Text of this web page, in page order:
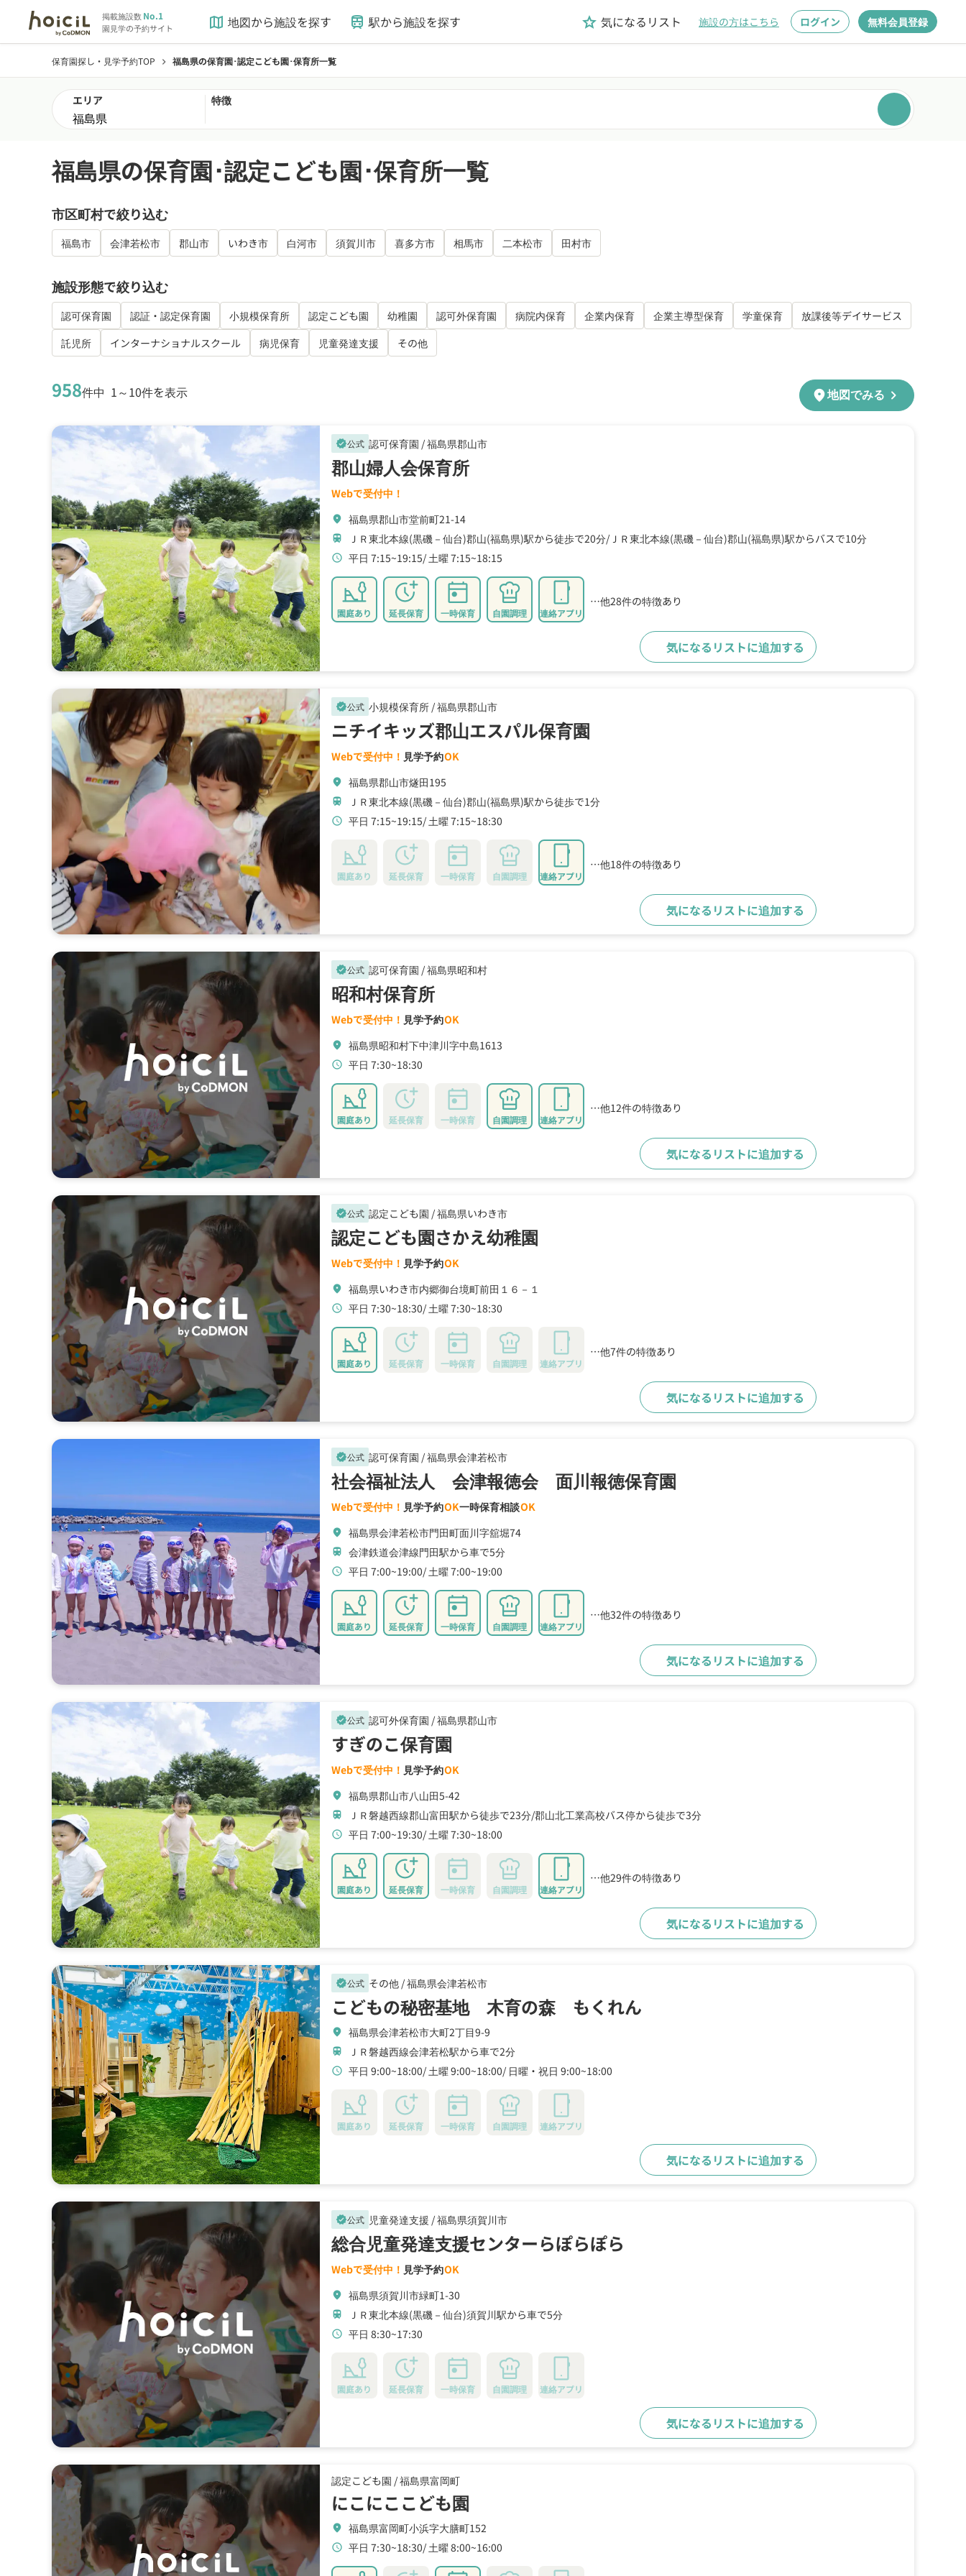
掲載施設数No.1
園見学の予約サイト map 地図から施設を探す train 駅から施設を探す grade 気になるリスト 施設の方はこちら ログイン 無料会員登録
保育園探し・見学予約TOP chevron_right 福島県の保育園･認定こども園･保育所一覧
エリア 特徴
福島県の保育園･認定こども園･保育所一覧
市区町村で絞り込む
福島市 会津若松市 郡山市 いわき市 白河市 須賀川市 喜多方市 相馬市 二本松市 田村市
施設形態で絞り込む
認可保育園 認証・認定保育園 小規模保育所 認定こども園 幼稚園 認可外保育園 病院内保育 企業内保育 企業主導型保育 学童保育
放課後等デイサービス
託児所
インターナショナルスクール 病児保育 児童発達支援 その他
958件中 1～10件を表示 location_on地図でみる chevron_right
verified公式 認可保育園 /福島県郡山市
郡山婦人会保育所
Webで受付中！
location_on 福島県郡山市堂前町21-14
train ＪＲ東北本線(黒磯－仙台)郡山(福島県)駅から徒歩で20分 ＪＲ東北本線(黒磯－仙台)郡山(福島県)駅からバスで10分
schedule 平日 7:15~19:15 土曜 7:15~18:15
園庭あり 延長保育 一時保育 自園調理 連絡アプリ
…他28件の特徴あり
気になるリストに追加する
verified公式 小規模保育所 /福島県郡山市
ニチイキッズ郡山エスパル保育園
Webで受付中！ 見学予約OK
location_on 福島県郡山市燧田195
train ＪＲ東北本線(黒磯－仙台)郡山(福島県)駅から徒歩で1分
schedule 平日 7:15~19:15 土曜 7:15~18:30
園庭あり 延長保育 一時保育 自園調理 連絡アプリ
…他18件の特徴あり
気になるリストに追加する
verified公式 認可保育園 /福島県昭和村
昭和村保育所
Webで受付中！ 見学予約OK
location_on 福島県昭和村下中津川字中島1613
schedule 平日 7:30~18:30
園庭あり 延長保育 一時保育 自園調理 連絡アプリ
…他12件の特徴あり
気になるリストに追加する
verified公式 認定こども園 /福島県いわき市
認定こども園さかえ幼稚園
Webで受付中！ 見学予約OK
location_on 福島県いわき市内郷御台境町前田１６－１
schedule 平日 7:30~18:30 土曜 7:30~18:30
園庭あり 延長保育 一時保育 自園調理 連絡アプリ
…他7件の特徴あり
気になるリストに追加する
verified公式 認可保育園 /福島県会津若松市
社会福祉法人 会津報徳会 面川報徳保育園
Webで受付中！ 見学予約OK一時保育相談OK
location_on 福島県会津若松市門田町面川字舘堀74
train 会津鉄道会津線門田駅から車で5分
schedule 平日 7:00~19:00 土曜 7:00~19:00
園庭あり 延長保育 一時保育 自園調理 連絡アプリ
…他32件の特徴あり
気になるリストに追加する
verified公式 認可外保育園 /福島県郡山市
すぎのこ保育園
Webで受付中！ 見学予約OK
location_on 福島県郡山市八山田5-42
train ＪＲ磐越西線郡山富田駅から徒歩で23分 郡山北工業高校バス停から徒歩で3分
schedule 平日 7:00~19:30 土曜 7:30~18:00
園庭あり 延長保育 一時保育 自園調理 連絡アプリ
…他29件の特徴あり
気になるリストに追加する
verified公式 その他 /福島県会津若松市
こどもの秘密基地 木育の森 もくれん
location_on 福島県会津若松市大町2丁目9-9
train ＪＲ磐越西線会津若松駅から車で2分
schedule 平日 9:00~18:00 土曜 9:00~18:00 日曜・祝日 9:00~18:00
園庭あり 延長保育 一時保育 自園調理 連絡アプリ
気になるリストに追加する
verified公式 児童発達支援 /福島県須賀川市
総合児童発達支援センターらぽらぽら
Webで受付中！ 見学予約OK
location_on 福島県須賀川市緑町1-30
train ＪＲ東北本線(黒磯－仙台)須賀川駅から車で5分
schedule 平日 8:30~17:30
園庭あり 延長保育 一時保育 自園調理 連絡アプリ
気になるリストに追加する
認定こども園 /福島県富岡町
にこにここども園
location_on 福島県富岡町小浜字大膳町152
schedule 平日 7:30~18:30 土曜 8:00~16:00